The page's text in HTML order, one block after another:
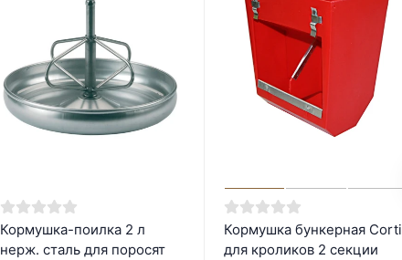
Кормушка-поилка 2 л
нерж. cталь для поросят
Кормушка бункерная Corti
для кроликов 2 секции